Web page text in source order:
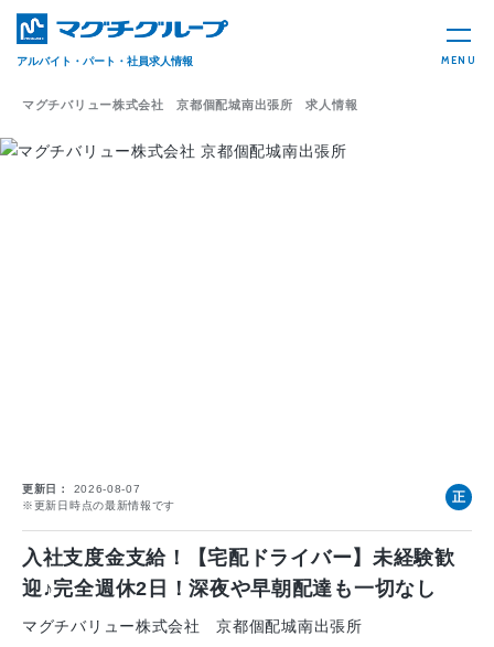
アルバイト・パート・社員求人情報 MENU
マグチバリュー株式会社 京都個配城南出張所 求人情報
更新日
2026-08-07
※更新日時点の最新情報です
正
員
入社支度金支給！【宅配ドライバー】未経験歓
迎♪完全週休2日！深夜や早朝配達も一切なし
マグチバリュー株式会社 京都個配城南出張所